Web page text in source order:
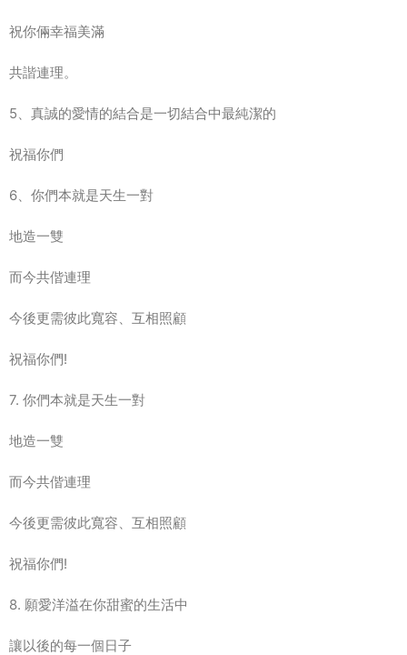
祝你倆幸福美滿
共諧連理。
5、真誠的愛情的結合是一切結合中最純潔的
祝福你們
6、你們本就是天生一對
地造一雙
而今共偕連理
今後更需彼此寬容、互相照顧
祝福你們!
7. 你們本就是天生一對
地造一雙
而今共偕連理
今後更需彼此寬容、互相照顧
祝福你們!
8. 願愛洋溢在你甜蜜的生活中
讓以後的每一個日子